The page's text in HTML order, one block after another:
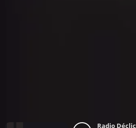
Radio Déclic